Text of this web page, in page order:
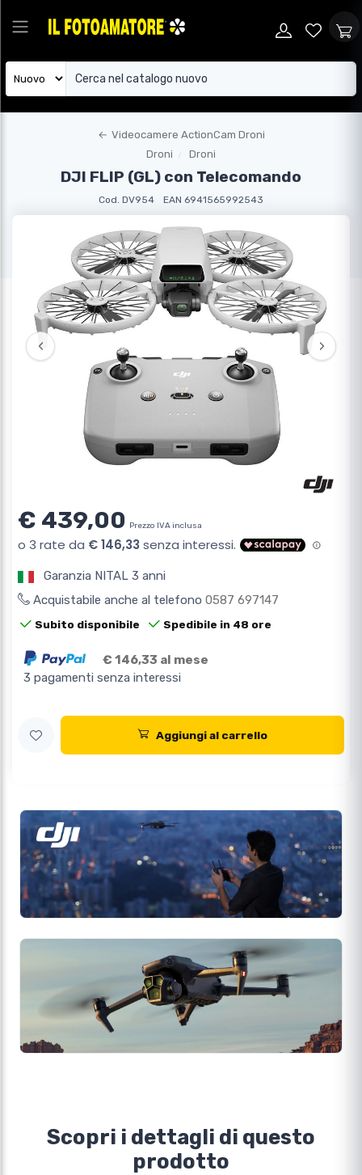
← Videocamere ActionCam Droni
Droni
Droni
DJI FLIP (GL) con Telecomando
Cod. DV954 EAN 6941565992543
‹ ›
€ 439,00 Prezzo IVA inclusa
Garanzia NITAL 3 anni
Acquistabile anche al telefono 0587 697147
Subito disponibile Spedibile in 48 ore
€ 146,33 al mese
3 pagamenti senza interessi
Aggiungi al carrello
Scopri i dettagli di questo
prodotto